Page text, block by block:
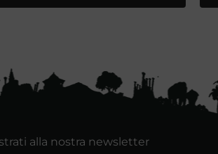
alla nostra newsletter